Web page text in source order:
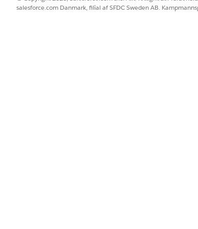
salesforce.com Danmark, filial af SFDC Sweden AB.